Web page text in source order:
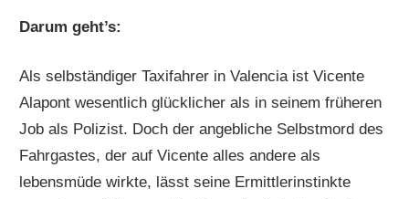
Darum geht’s:
Als selbständiger Taxifahrer in Valencia ist Vicente
Alapont wesentlich glücklicher als in seinem früheren
Job als Polizist. Doch der angebliche Selbstmord des
Fahrgastes, der auf Vicente alles andere als
lebensmüde wirkte, lässt seine Ermittlerinstinkte